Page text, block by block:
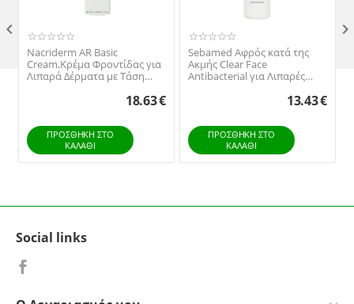
Nacriderm AR Basic
Cream,Κρέμα Φροντίδας για
Λιπαρά Δέρματα με Τάση
18.63€
ΠΡΟΣΘΉΚΗ ΣΤΟ
ΚΑΛΆΘΙ
Sebamed Αφρός κατά της
Ακμής Clear Face
Antibacterial για Λιπαρές
13.43€
ΠΡΟΣΘΉΚΗ ΣΤΟ
ΚΑΛΆΘΙ
 
Social links